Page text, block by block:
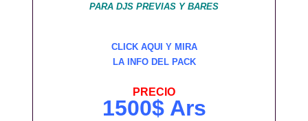
PARA DJS PREVIAS Y BARES
CLICK AQUI Y MIRA
LA INFO DEL PACK
PRECIO
1500$ Ars